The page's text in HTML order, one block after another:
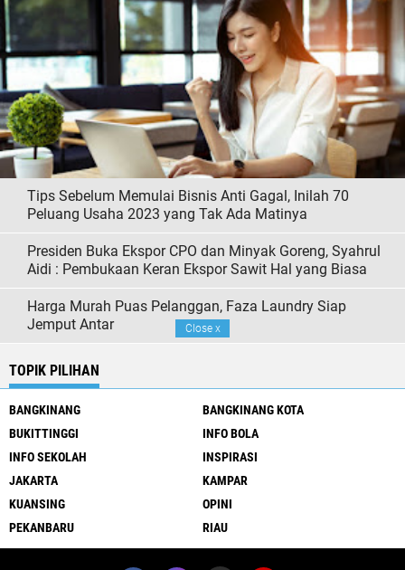
Tips Sebelum Memulai Bisnis Anti Gagal, Inilah 70
Peluang Usaha 2023 yang Tak Ada Matinya
Presiden Buka Ekspor CPO dan Minyak Goreng, Syahrul
Aidi : Pembukaan Keran Ekspor Sawit Hal yang Biasa
Harga Murah Puas Pelanggan, Faza Laundry Siap
Jemput Antar
TOPIK PILIHAN
BANGKINANG
BANGKINANG KOTA
BUKITTINGGI
INFO BOLA
INFO SEKOLAH
INSPIRASI
JAKARTA
KAMPAR
KUANSING
OPINI
PEKANBARU
RIAU
Close x